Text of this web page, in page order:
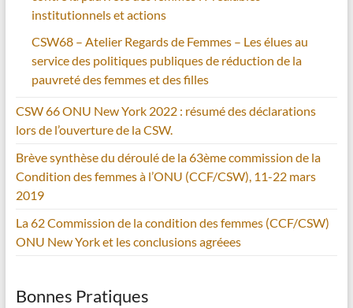
institutionnels et actions
CSW68 – Atelier Regards de Femmes – Les élues au
service des politiques publiques de réduction de la
pauvreté des femmes et des filles
CSW 66 ONU New York 2022 : résumé des déclarations
lors de l’ouverture de la CSW.
Brève synthèse du déroulé de la 63ème commission de la
Condition des femmes à l’ONU (CCF/CSW), 11-22 mars
2019
La 62 Commission de la condition des femmes (CCF/CSW)
ONU New York et les conclusions agréees
Bonnes Pratiques